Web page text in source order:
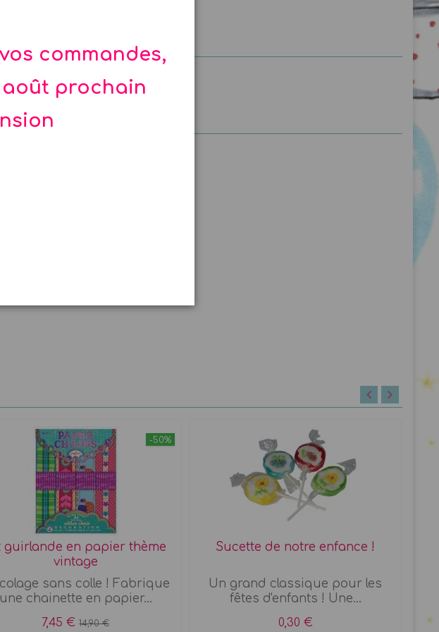
commandes,
prochain
-50%
guirlande en papier thème
vintage
sans colle ! Fabrique
une chainette en papier...
7,45 € 14,90 €
Sucette de notre enfance !
Un grand classique pour les
fêtes d'enfants ! Une...
0,30 €